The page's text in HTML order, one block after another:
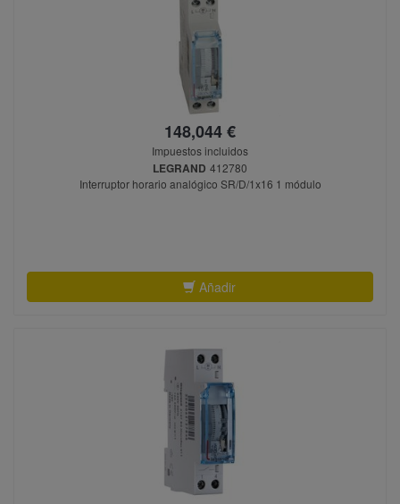
148,044 €
Impuestos incluidos
LEGRAND 412780
Interruptor horario analógico SR/D/1x16 1 módulo
Añadir